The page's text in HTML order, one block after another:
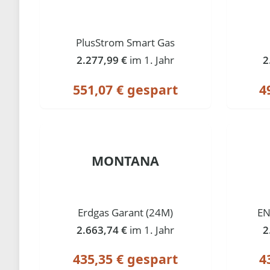
PlusStrom Smart Gas
2.277,99 € im 1. Jahr
551,07 € gespart
MONTANA
Erdgas Garant (24M)
2.663,74 € im 1. Jahr
435,35 € gespart